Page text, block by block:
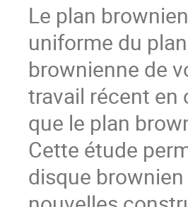
Le plan
uniforme du
brownienne de
travail récent en
que le plan
Cette étude
disque